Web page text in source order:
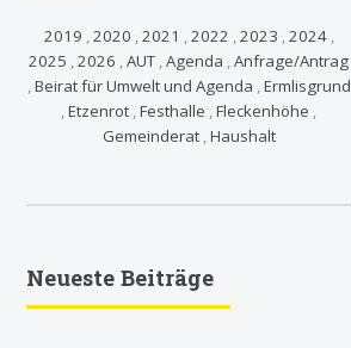
2019 ,2020 ,2021 ,2022 ,2023 ,2024 ,
2025 ,2026 ,AUT ,Agenda ,Anfrage/Antrag
,Beirat für Umwelt und Agenda ,Ermlisgrund
,Etzenrot ,Festhalle ,Fleckenhöhe ,
Gemeinderat ,Haushalt
Neueste Beiträge